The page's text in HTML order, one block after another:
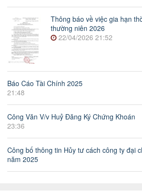
Thông báo về việc gia hạn
thường niên 2026
22/04/2026 21:52
Báo Cáo Tài Chính 2025
21:48
Công Văn V/v Huỷ Đăng Ký Chứng Khoán
23:36
Công bố thông tin Hủy tư cách công ty đại
năm 2025